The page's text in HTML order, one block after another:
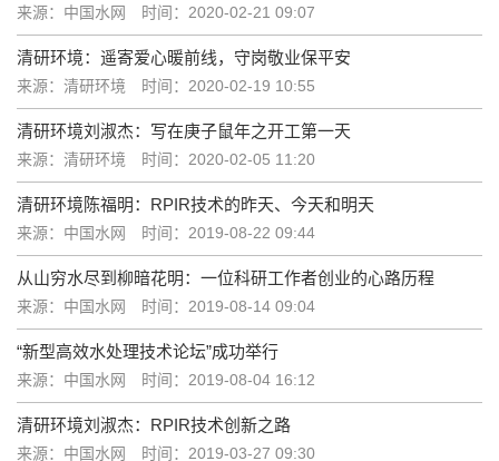
来源：中国水网 时间：2020-02-21 09:07
清研环境：遥寄爱心暖前线，守岗敬业保平安
来源：清研环境 时间：2020-02-19 10:55
清研环境刘淑杰：写在庚子鼠年之开工第一天
来源：清研环境 时间：2020-02-05 11:20
清研环境陈福明：RPIR技术的昨天、今天和明天
来源：中国水网 时间：2019-08-22 09:44
从山穷水尽到柳暗花明：一位科研工作者创业的心路历程
来源：中国水网 时间：2019-08-14 09:04
“新型高效水处理技术论坛”成功举行
来源：中国水网 时间：2019-08-04 16:12
清研环境刘淑杰：RPIR技术创新之路
来源：中国水网 时间：2019-03-27 09:30